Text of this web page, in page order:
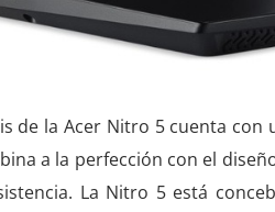
de la Acer Nitro 5 cuenta
a la perfección con el
La Nitro 5 está